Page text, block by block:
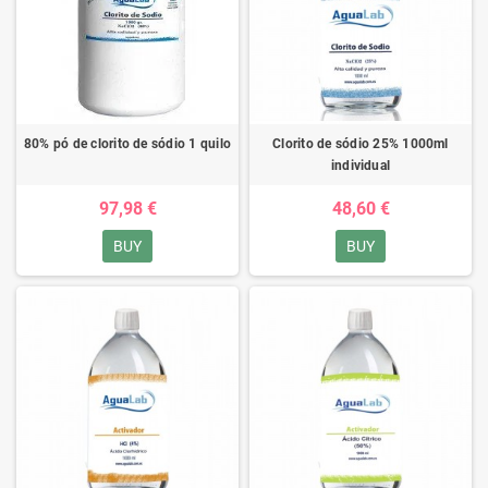
80% pó de clorito de sódio 1 quilo
97,98 €
BUY
Clorito de sódio 25% 1000ml
individual
48,60 €
BUY